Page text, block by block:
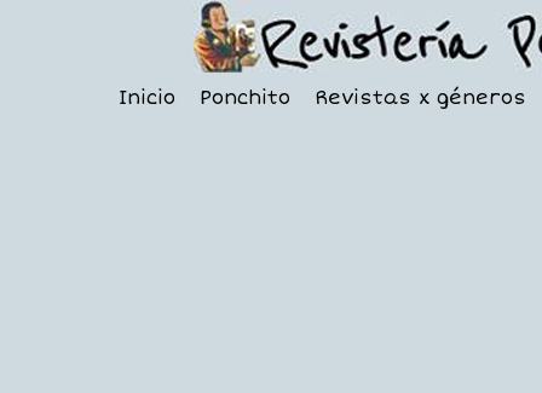
Inicio Ponchito Revistas x géneros